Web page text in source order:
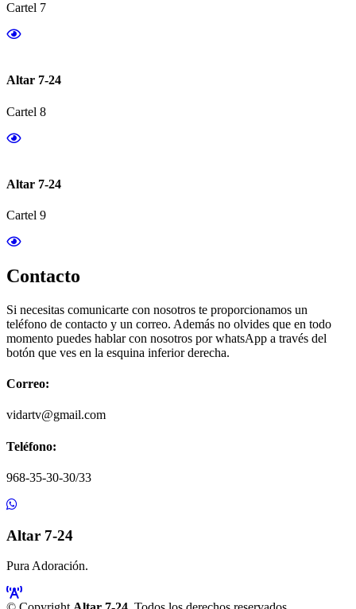
Cartel 7
Altar 7-24
Cartel 8
Altar 7-24
Cartel 9
Contacto
Si necesitas comunicarte con nosotros te proporcionamos un
teléfono de contacto y un correo. Además no olvides que en todo
momento puedes hablar con nosotros por whatsApp a través del
botón que ves en la esquina inferior derecha.
Correo:
vidartv@gmail.com
Teléfono:
968-35-30-30/33
Altar 7-24
Pura Adoración.